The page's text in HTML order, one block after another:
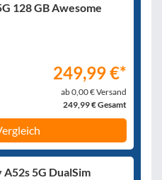
128 GB Awesome
249,99 €*
ab 0,00 € Versand
249,99 € Gesamt
A52s 5G DualSim